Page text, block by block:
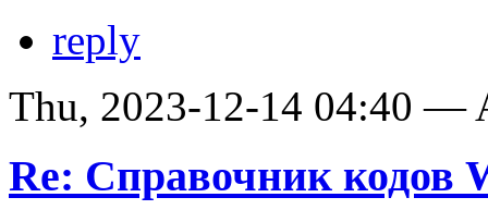
reply
Thu, 2023-12-14 04:40 —
Re: Справочник кодов